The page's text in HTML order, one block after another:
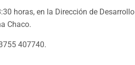
horas, en la Dirección de Desarrollo
Chaco.
407740.